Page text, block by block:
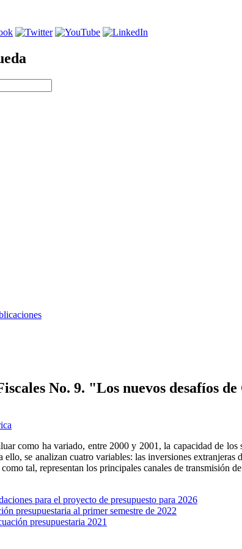
No. 9. "Los nuevos desafíos
como ha variado, entre 2000 y 2001, la capacidad de
ello, se analizan cuatro variables: las inversiones
tal, representan los principales canales de transmisión
para el proyecto de presupuesto para 2026
presupuestaria al primer semestre de 2022
presupuestaria 2021